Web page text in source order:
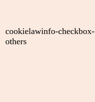
cookielawinfo-checkbox-
others